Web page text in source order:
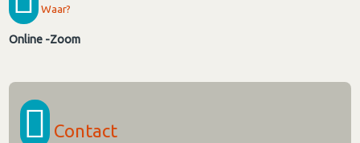
Waar?
Online -Zoom
Contact